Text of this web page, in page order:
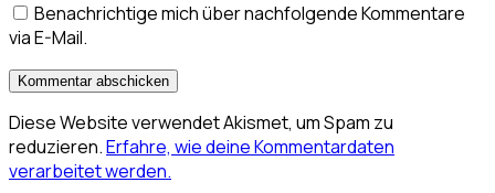
Benachrichtige mich über nachfolgende Kommentare
via E-Mail.
Diese Website verwendet Akismet, um Spam zu
reduzieren.Erfahre, wie deine Kommentardaten
verarbeitet werden.